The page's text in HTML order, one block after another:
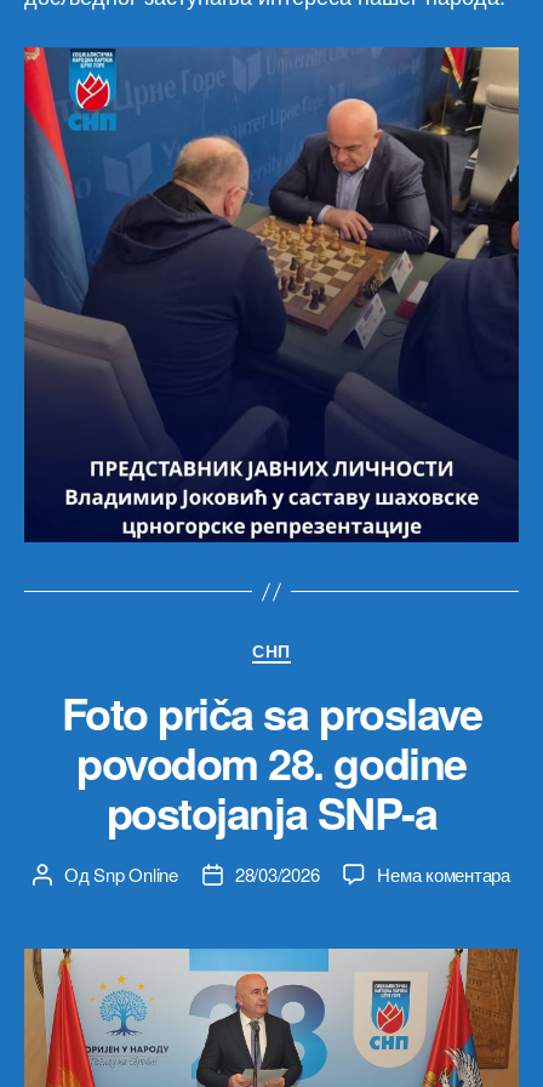
Категорије
СНП
Foto priča sa proslave
povodom 28. godine
postojanja SNP-a
Аутор
ОдSnp Online
Датум28/03/2026 Нема коментарана
sa
28.